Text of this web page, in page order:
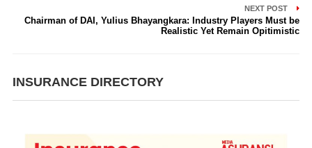
NEXT POST
Chairman of DAI, Yulius Bhayangkara: Industry Players Must be
Realistic Yet Remain Opitimistic
INSURANCE DIRECTORY